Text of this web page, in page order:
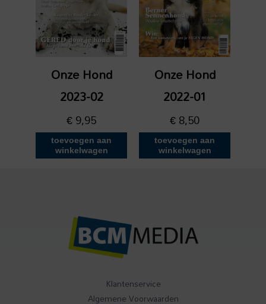
Onze Hond
2023-02
€9,95
toevoegen aan
winkelwagen
Onze Hond
2022-01
€8,50
toevoegen aan
winkelwagen
Klantenservice
Algemene Voorwaarden